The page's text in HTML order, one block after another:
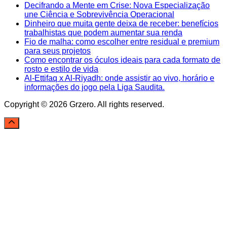
Decifrando a Mente em Crise: Nova Especialização
une Ciência e Sobrevivência Operacional
Dinheiro que muita gente deixa de receber: benefícios
trabalhistas que podem aumentar sua renda
Fio de malha: como escolher entre residual e premium
para seus projetos
Como encontrar os óculos ideais para cada formato de
rosto e estilo de vida
Al-Ettifaq x Al-Riyadh: onde assistir ao vivo, horário e
informações do jogo pela Liga Saudita.
Copyright © 2026 Grzero. All rights reserved.